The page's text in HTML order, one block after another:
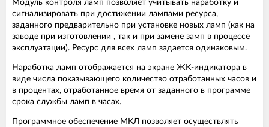
Модуль контроля ламп позволяет учитывать наработку и
сигнализировать при достижении лампами ресурса,
заданного предварительно при установке новых ламп (как на
заводе при изготовлении , так и при замене замп в процессе
эксплуатации). Ресурс для всех ламп задается одинаковым.
Наработка ламп отображается на экране ЖК-индикатора в
виде числа показывающего количество отработанных часов и
в процентах, отработанное время от заданного в программе
срока службы ламп в часах.
Программное обеспечение МКЛ позволяет осуществлять